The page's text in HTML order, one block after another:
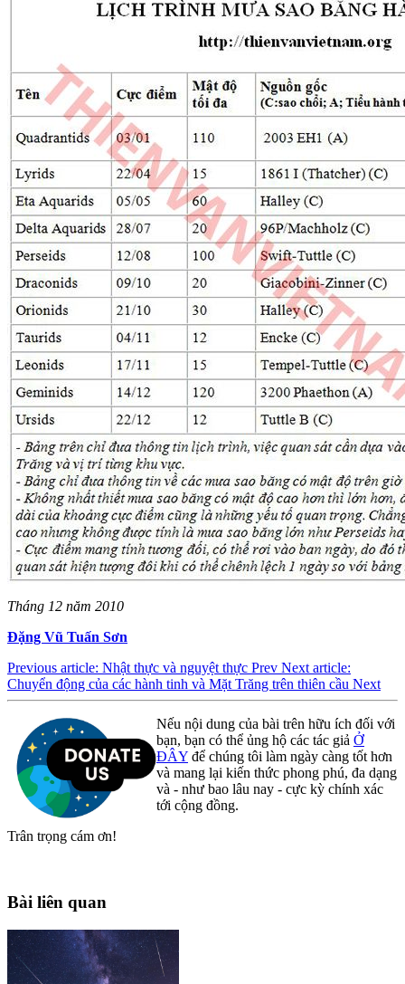
Tháng 12 năm 2010
Đặng Vũ Tuấn Sơn
Previous article: Nhật thực và nguyệt thực Prev Next article:
Chuyển động của các hành tinh và Mặt Trăng trên thiên cầu Next
Nếu nội dung của bài trên hữu ích đối với
bạn, bạn có thể ủng hộ các tác giả Ở
ĐÂY để chúng tôi làm ngày càng tốt hơn
và mang lại kiến thức phong phú, đa dạng
và - như bao lâu nay - cực kỳ chính xác
tới cộng đồng.
Trân trọng cám ơn!
Bài liên quan